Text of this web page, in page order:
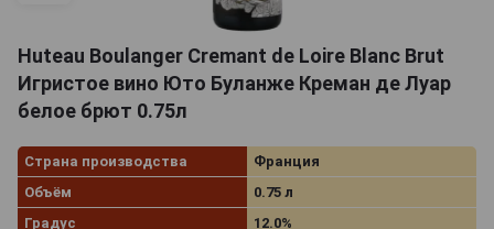
Huteau Boulanger Cremant de Loire Blanc Brut
Игристое вино Юто Буланже Креман де Луар
белое брют 0.75л
Страна производства
Франция
Объём
0.75 л
Градус
12.0%